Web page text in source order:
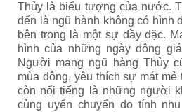
Thủy là biểu tượng của nước.
đến là ngũ hành không có hình
bên trong là một sự đầy đặc.
hình của những ngày đông
Người mang ngũ hàng Thủy
mùa đông, yêu thích sự mát
còn nổi tiếng là những người
cùng uyển chuyển do tính